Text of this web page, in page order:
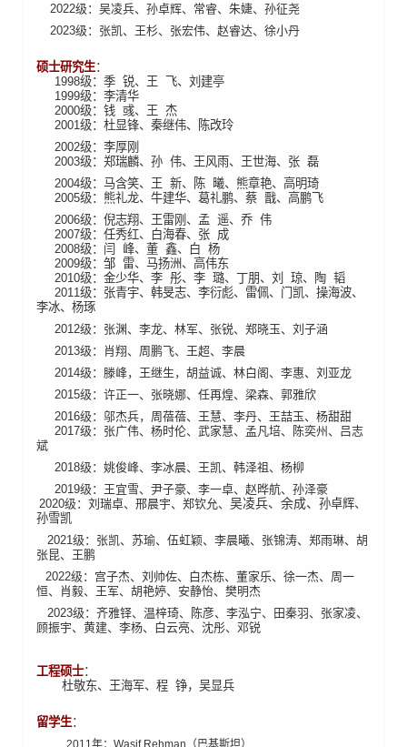
2022级：吴凌兵、孙卓辉、常睿、朱婕、孙征尧
2023级：张凯、王杉、张宏伟、赵睿达、徐小丹
硕士研究生：
1998级：季 锐、王
飞、刘建亭
1999级：李清华
2000级：钱 彧、王
杰
2001级：杜显锋、秦继伟、陈改玲
2002级：李厚刚
2003级：郑瑞麟、孙 伟、王风雨、王世海、张 磊
2004级：马含笑、王 新、陈
曦、熊章艳、高明琦
2005级：熊礼龙、牛建华、葛礼鹏、蔡 戬、高鹏飞
2006级：倪志翔、王雷刚、孟 遥、乔 伟
2007级：任秀红、白海春、张
成
2008级：闫 峰、董 鑫、白 杨
2009级：邹
雷、马扬洲、高伟东
2010级：金少华、李 彤、李 璐、丁朋、刘 琼、陶 韬
2011级：张青宇、韩旻志、李衍彪、雷佩、门凯、操海波、
李冰、杨琢
2012级：张渊、李龙、林军、张锐、郑晓玉、刘子涵
2013级：肖翔、周鹏飞、王超、李晨
2014级：滕峰，王继生，胡益诚、林白阁、李惠、刘亚龙
2015级：许正一、张晓娜、任再煌、梁森、郭雅欣
2016级：邬杰兵，周蓓蓓、王慧、李丹、王喆玉、杨甜甜
2017级：张广伟、杨时伦、武家慧、孟凡培、陈奕州、吕志
斌
2018级：姚俊峰、李冰晨、王凯、韩泽祖、杨柳
2019级：王宜雪、尹子豪、李一卓、赵晔航、孙泽豪
2020级： 刘瑞卓、邢晨宇、郑钦允、 吴凌兵、余成、 孙卓辉、
孙雪凯
2021级：张凯、苏瑜、伍虹颖、李晨曦、张锦涛、郑雨琳、胡
张昆、王鹏
2022级：宫子杰、刘帅佐、白杰栋、董家乐、徐一杰、周一
恒、肖毅、王军、胡艳婷、安静怡、樊明杰
2023级：齐雅铎、温梓琦、陈彦、李泓宁、田秦羽、张家凌、
顾振宇、黄建、李杨、白云亮、沈彤、邓锐
工程硕士：
杜敬东、王海军、程 铮，吴显兵
留学生：
2011年：Wasif Rehman（巴基斯坦）